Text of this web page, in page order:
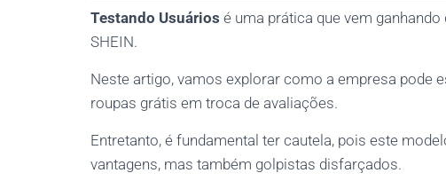
Testando Usuários é uma prática que vem
SHEIN.
Neste artigo, vamos explorar como a empresa pode
roupas grátis em troca de avaliações.
Entretanto, é fundamental ter cautela, pois este
vantagens, mas também golpistas disfarçados.